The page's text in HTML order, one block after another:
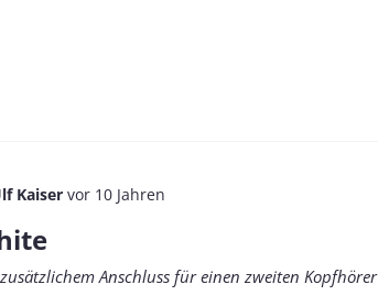
Kaiser vor 10 Jahren
Anschluss für einen zweiten Kopfhörer